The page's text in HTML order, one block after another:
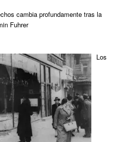
cambia profundamente tras la
Fuhrer
Los